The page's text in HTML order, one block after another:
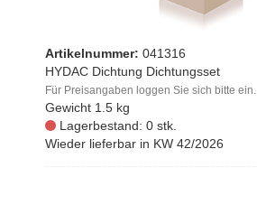
Artikelnummer: 041316
HYDAC Dichtung Dichtungsset
Für Preisangaben loggen Sie sich bitte ein.
Gewicht 1.5 kg
Lagerbestand: 0 stk.
Wieder lieferbar in KW 42/2026